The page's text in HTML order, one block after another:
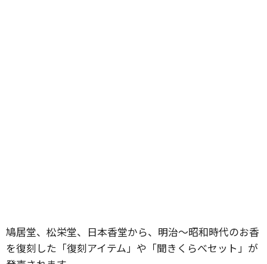
鳩居堂、松栄堂、日本香堂から、明治～昭和時代のお香
を復刻した「復刻アイテム」や「聞きくらべセット」が